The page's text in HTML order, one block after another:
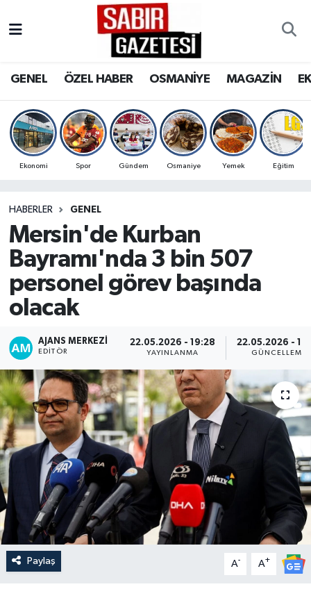
GENEL ÖZEL HABER OSMANİYE MAGAZİN
Ekonomi Spor Gündem Osmaniye Yemek Eğitim
HABERLER GENEL
Mersin'de Kurban
Bayramı'nda 3 bin 507
personel görev başında
olacak
AJANS MERKEZI
EDITÖR
22.05.2026 - 19:28
YAYINLANMA
22.05.2026 -
GÜNCELLEME
Paylaş A- A+
OSMANİYE
MAGAZİN
SPOR
RESMİ İLANLAR
Osmaniye Nöbetçi Eczaneler
Osmaniye Trafik Yoğunluk Haritası
Süper Lig Puan Durumu ve Fikstür
Son Dakika Haberleri
Haber Arşivi